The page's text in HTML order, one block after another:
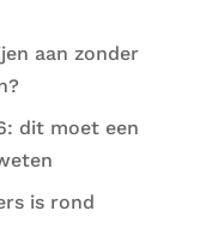
aan zonder
dit moet een
is rond